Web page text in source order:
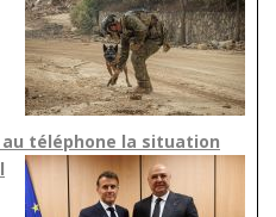
téléphone la situation